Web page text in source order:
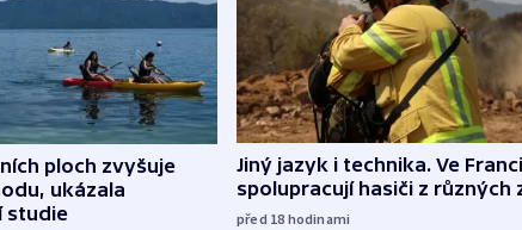
ploch zvyšuje
ukázala
studie
Jiný jazyk i technika. Ve
spolupracují hasiči z různých
před 18 hodinami